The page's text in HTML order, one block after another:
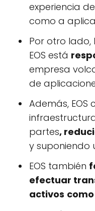
experiencia
como a
Por otro
EOS está
empresa
de
Además, EOS
partes,
y suponiendo
EOS también
efectuar
activos